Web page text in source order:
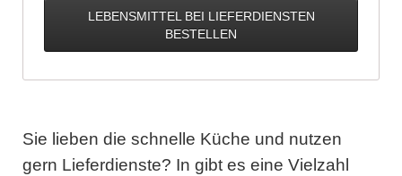
LEBENSMITTEL BEI LIEFERDIENSTEN
BESTELLEN
Sie lieben die schnelle Küche und nutzen
gern Lieferdienste? In gibt es eine Vielzahl